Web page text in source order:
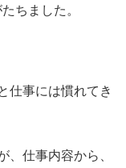
ちました。
仕事には慣れてき
仕事内容から、